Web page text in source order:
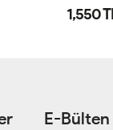
1,550
E-